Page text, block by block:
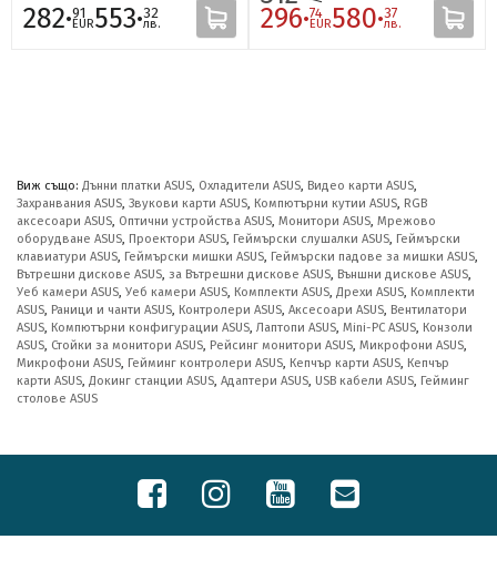
282·91
EUR553·32
лв. 296·74
EUR580·37
лв.
Виж също: Дънни платки ASUS, Охладители ASUS, Видео карти ASUS,
Захранвания ASUS, Звукови карти ASUS, Компютърни кутии ASUS, RGB
аксесоари ASUS, Оптични устройства ASUS, Монитори ASUS, Мрежово
оборудване ASUS, Проектори ASUS, Геймърски слушалки ASUS, Геймърски
клавиатури ASUS, Геймърски мишки ASUS, Геймърски падове за мишки ASUS,
Вътрешни дискове ASUS, за Вътрешни дискове ASUS, Външни дискове ASUS,
Уеб камери ASUS, Уеб камери ASUS, Комплекти ASUS, Дрехи ASUS, Комплекти
ASUS, Раници и чанти ASUS, Контролери ASUS, Аксесоари ASUS, Вентилатори
ASUS, Компютърни конфигурации ASUS, Лаптопи ASUS, Mini-PC ASUS, Конзоли
ASUS, Стойки за монитори ASUS, Рейсинг монитори ASUS, Микрофони ASUS,
Микрофони ASUS, Гейминг контролери ASUS, Кепчър карти ASUS, Кепчър
карти ASUS, Докинг станции ASUS, Адаптери ASUS, USB кабели ASUS, Гейминг
столове ASUS